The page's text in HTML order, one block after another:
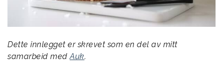
Dette innlegget er skrevet som en del av mitt
samarbeid med Auk.